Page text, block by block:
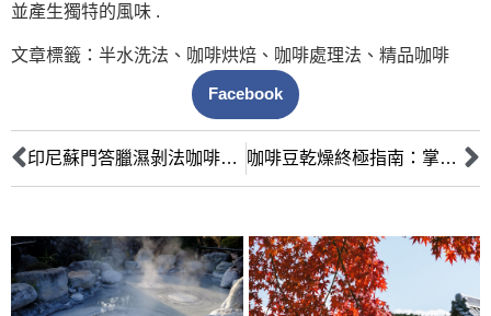
並產生獨特的風味 .
文章標籤： 半水洗法 、 咖啡烘焙 、 咖啡處理法 、 精品咖啡
Facebook
印尼蘇門答臘濕剝法咖啡：風味獨特的祕密與專業解析 咖啡豆乾燥終極指南：掌握含水率，解鎖風味與保存的祕密